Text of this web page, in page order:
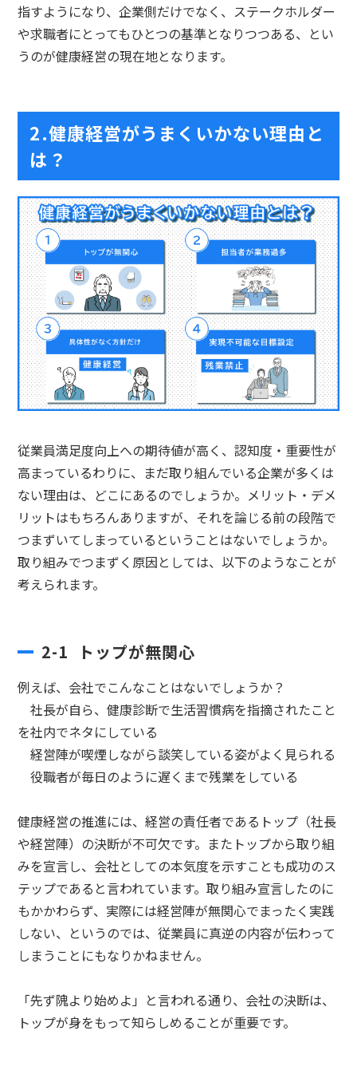
指すようになり、企業側だけでなく、ステークホルダー
や求職者にとってもひとつの基準となりつつある、とい
うのが健康経営の現在地となります。
2.健康経営がうまくいかない理由と
は？
従業員満足度向上への期待値が高く、認知度・重要性が
高まっているわりに、まだ取り組んでいる企業が多くは
ない理由は、どこにあるのでしょうか。メリット・デメ
リットはもちろんありますが、それを論じる前の段階で
つまずいてしまっているということはないでしょうか。
取り組みでつまずく原因としては、以下のようなことが
考えられます。
2-1 トップが無関心
例えば、会社でこんなことはないでしょうか？
社長が自ら、健康診断で生活習慣病を指摘されたこと
を社内でネタにしている
経営陣が喫煙しながら談笑している姿がよく見られる
役職者が毎日のように遅くまで残業をしている
健康経営の推進には、経営の責任者であるトップ（社長
や経営陣）の決断が不可欠です。またトップから取り組
みを宣言し、会社としての本気度を示すことも成功のス
テップであると言われています。取り組み宣言したのに
もかかわらず、実際には経営陣が無関心でまったく実践
しない、というのでは、従業員に真逆の内容が伝わって
しまうことにもなりかねません。
「先ず隗より始めよ」と言われる通り、会社の決断は、
トップが身をもって知らしめることが重要です。